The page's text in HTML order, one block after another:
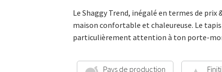
Le Shaggy Trend, inégalé en termes de
maison confortable et chaleureuse. Le
particulièrement attention à ton porte-
Pays de production